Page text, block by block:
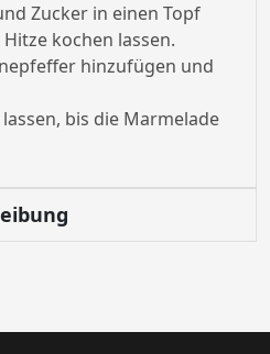
Zucker in einen Topf
kochen lassen.
hinzufügen und
bis die Marmelade